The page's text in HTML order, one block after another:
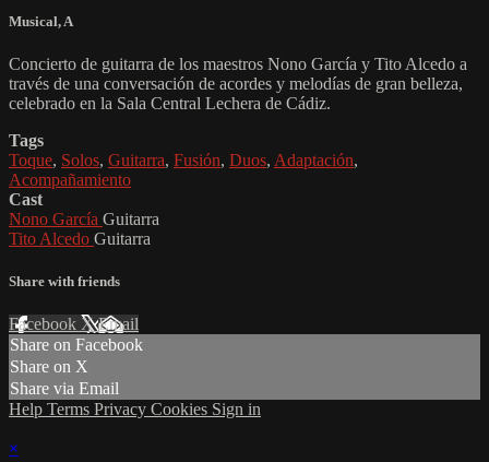
Musical, A
Concierto de guitarra de los maestros Nono García y Tito Alcedo a
través de una conversación de acordes y melodías de gran belleza,
celebrado en la Sala Central Lechera de Cádiz.
Tags
Toque, Solos, Guitarra, Fusión, Duos, Adaptación,
Acompañamiento
Cast
Nono García Guitarra
Tito Alcedo Guitarra
Share with friends
Facebook XEmail
Share on Facebook
Share on X
Share via Email
Help Terms Privacy Cookies Sign in
×